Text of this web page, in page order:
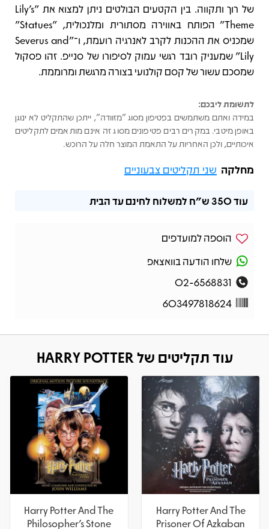
של רוך ותקווה. בין הקטעים הבולטים ניתן למצוא את "Lily’s
Theme" הפותח באווירה מסתורית ומלנכולית, "Statues"
שמכניס את ההכנות לקרב לאנרגיה רועמת, ו־"Severus and
Lily" שמעניק רובד רגשי עמוק לסיפורו של סנייפ. זהו פסקול
שמסכם עשור של קסם קולנועי בצורה מרגשת ומרוממת.
לתשומת ליבכם:
במידה ואתם משתמשים בפטיפון מסוג "מזוודה", ייתכן שהתקליט לא ינוגן
באופן מיטבי. במקרים רבים פטיפונים מסוג זה אינם מותאמים לתקליטים
איכותיים, ולכן האחריות על התאמת המוצר חלה על הרוכש.
מחלקה שני תקליטים צבעוניים
עוד350 ש"ח למשלוח לחינם עד הבית
הוספה למועדפים
שלחו הודעה בוואצאפ
02-6568831
603497818624
עוד תקליטים של HARRY POTTER
Harry Potter And The
Prisoner Of Azkaban
Harry Potter And The
Philosopher's Stone